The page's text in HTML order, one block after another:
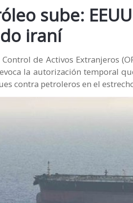
sube:
iraní
de Activos Extranjeros
la autorización temporal
contra petroleros en el